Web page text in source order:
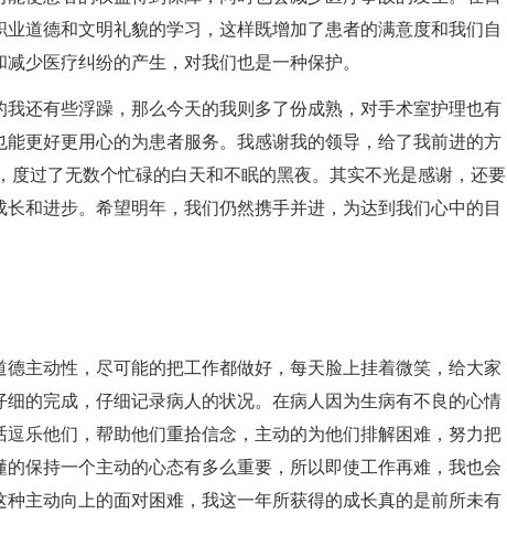
道德和文明礼貌的学习，这样既增加了患者的满意度和我们自
少医疗纠纷的产生，对我们也是一种保护。
有些浮躁，那么今天的我则多了份成熟，对手术室护理也有
更好更用心的为患者服务。我感谢我的领导，给了我前进的方
度过了无数个忙碌的白天和不眠的黑夜。其实不光是感谢，还要
和进步。希望明年，我们仍然携手并进，为达到我们心中的目
动性，尽可能的把工作都做好，每天脸上挂着微笑，给大家
的完成，仔细记录病人的状况。在病人因为生病有不良的心情
乐他们，帮助他们重拾信念，主动的为他们排解困难，努力把
保持一个主动的心态有多么重要，所以即使工作再难，我也会
主动向上的面对困难，我这一年所获得的成长真的是前所未有